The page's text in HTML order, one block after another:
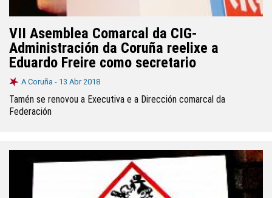
VII Asemblea Comarcal da CIG-
Administración da Coruña reelixe a
Eduardo Freire como secretario
A Coruña - 13 Abr 2018
Tamén se renovou a Executiva e a Dirección comarcal da
Federación